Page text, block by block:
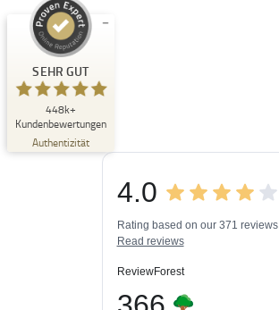
SEHR GUT
448k+
Kundenbewertungen
Authentizität
Kundenbewertungen und Erfahrungen zu
SEHR GUT
4,84
/
5,00
3
ProvenExpert.com
Blick aufs ProvenExpert-Profil werfen
06.08.2026
4.0
Rating based on our 371 reviews.
Read reviews
ReviewForest